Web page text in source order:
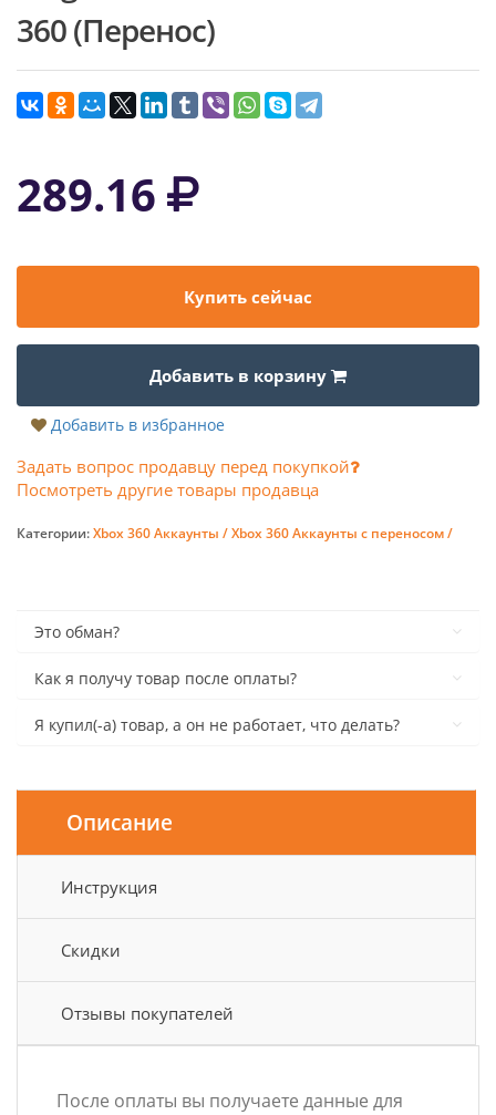
360 (Перенос)
289.16
Купить сейчас
Добавить в корзину
Добавить в избранное
Задать вопрос продавцу перед покупкой
Посмотреть другие товары продавца
Категории:Xbox 360 Аккаунты /Xbox 360 Аккаунты с переносом /
Это обман?
Как я получу товар после оплаты?
Я купил(-а) товар, а он не работает, что делать?
Описание
Инструкция
Скидки
Отзывы покупателей
После оплаты вы получаете данные для